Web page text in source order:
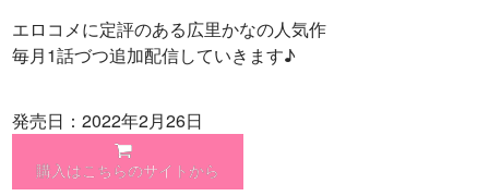
エロコメに定評のある広里かなの人気作
毎月1話づつ追加配信していきます♪
発売日：2022年2月26日
購入はこちらのサイトから